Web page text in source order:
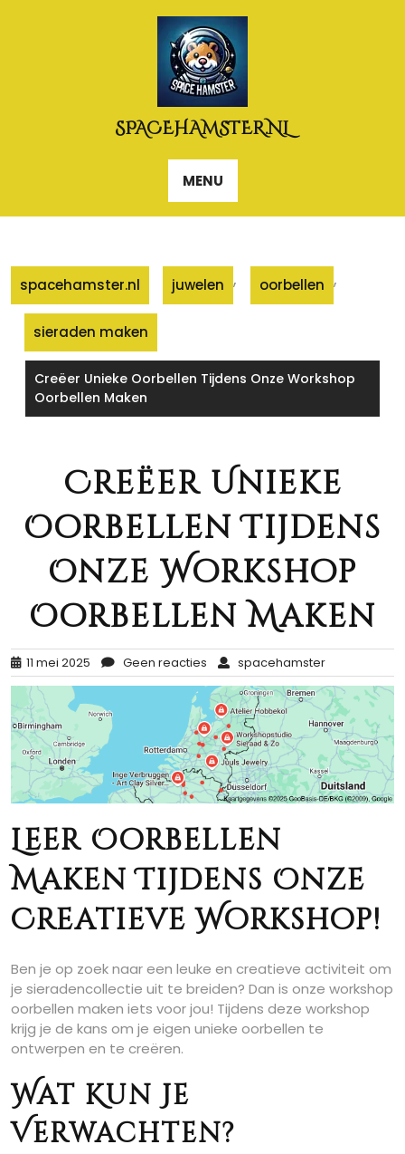
SPACEHAMSTER.NL
MENU
spacehamster.nl juwelen , oorbellen ,
sieraden maken
Creëer Unieke Oorbellen Tijdens Onze Workshop
Oorbellen Maken
Creëer Unieke
Oorbellen Tijdens
Onze Workshop
Oorbellen Maken
11 mei 2025 Geen reacties spacehamster
Leer Oorbellen
Maken Tijdens Onze
Creatieve Workshop!
Ben je op zoek naar een leuke en creatieve activiteit om
je sieradencollectie uit te breiden? Dan is onze workshop
oorbellen maken iets voor jou! Tijdens deze workshop
krijg je de kans om je eigen unieke oorbellen te
ontwerpen en te creëren.
Wat Kun Je
Verwachten?